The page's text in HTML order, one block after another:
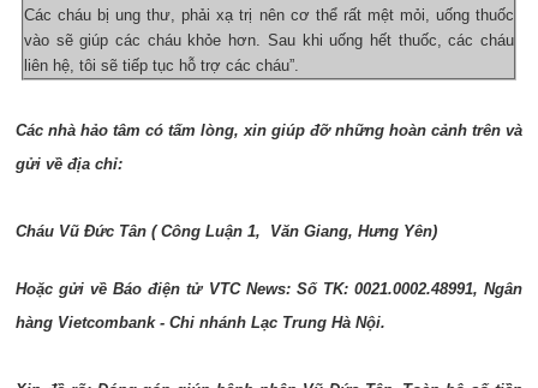
Các cháu bị ung thư, phải xạ trị nên cơ thể rất mệt mỏi, uống thuốc
vào sẽ giúp các cháu khỏe hơn. Sau khi uống hết thuốc, các cháu
liên hệ, tôi sẽ tiếp tục hỗ trợ các cháu”.
Các nhà hảo tâm có tấm lòng, xin giúp đỡ những hoàn cảnh trên và
gửi về địa chỉ:
Cháu Vũ Đức Tân ( Công Luận 1, Văn Giang, Hưng Yên)
Hoặc gửi về Báo điện tử VTC News: Số TK: 0021.0002.48991, Ngân
hàng Vietcombank - Chi nhánh Lạc Trung Hà Nội.